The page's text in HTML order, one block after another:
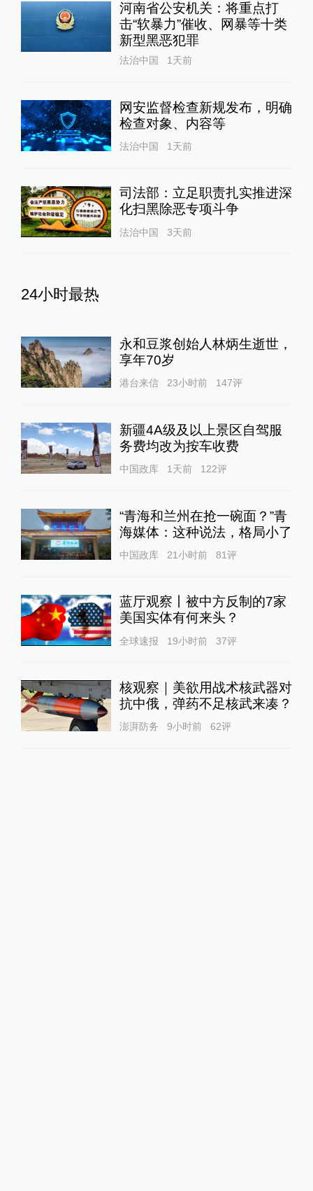
河南省公安机关：将重点打
击“软暴力”催收、网暴等十类
新型黑恶犯罪
法治中国 1天前
网安监督检查新规发布，明确
检查对象、内容等
法治中国 1天前
司法部：立足职责扎实推进深
化扫黑除恶专项斗争
法治中国 3天前
24小时最热
永和豆浆创始人林炳生逝世，
享年70岁
港台来信 23小时前 147评
新疆4A级及以上景区自驾服
务费均改为按车收费
中国政库 1天前 122评
“青海和兰州在抢一碗面？”青
海媒体：这种说法，格局小了
中国政库 21小时前 81评
蓝厅观察丨被中方反制的7家
美国实体有何来头？
全球速报 19小时前 37评
核观察｜美欲用战术核武器对
抗中俄，弹药不足核武来凑？
澎湃防务 9小时前 62评